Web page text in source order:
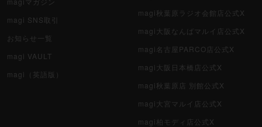
magi SNS取引
お知らせ一覧
magi VAULT
magi（英語版）
magi秋葉原ラジオ会館店公式X
magi大阪なんばマルイ店公式X
magi名古屋PARCO店公式X
magi大阪日本橋店公式X
magi秋葉原店 別館公式X
magi大宮マルイ店公式X
magi柏モディ店公式X